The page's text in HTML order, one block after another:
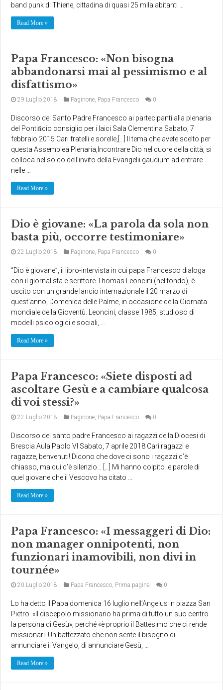
band punk di Thiene, cittadina di quasi 25 mila abitanti …
Read More »
Papa Francesco: «Non bisogna
abbandonarsi mai al pessimismo e al
disfattismo»
29 Luglio 2018 Paginone, Papa Francesco 0
Discorso del Santo Padre Francesco ai partecipanti alla plenaria
del Pontiﬁcio consiglio per i laici Sala Clementina Sabato, 7
febbraio 2015 Cari fratelli e sorelle,[…] Il tema che avete scelto per
questa Assemblea Plenaria,Incontrare Dio nel cuore della città, si
colloca nel solco dell’invito della Evangelii gaudium ad entrare
nelle …
Read More »
Dio è giovane: «La parola da sola non
basta più, occorre testimoniare»
22 Luglio 2018 Paginone, Papa Francesco 0
“Dio è giovane”, il libro-intervista in cui papa Francesco dialoga
con il giornalista e scrittore Thomas Leoncini (nel tondo), è
uscito con un grande lancio internazionale il 20 marzo di
quest’anno, Domenica delle Palme, in occasione della Giornata
mondiale della Gioventù. Leoncini, classe 1985, studioso di
modelli psicologici e sociali, …
Read More »
Papa Francesco: «Siete disposti ad
ascoltare Gesù e a cambiare qualcosa
di voi stessi?»
22 Luglio 2018 Paginone, Papa Francesco 0
Discorso del santo padre Francesco ai ragazzi della Diocesi di
Brescia Aula Paolo VI Sabato, 7 aprile 2018 Cari ragazzi e
ragazze, benvenuti! Dicono che dove ci sono i ragazzi c’è
chiasso, ma qui c’è silenzio… […] Mi hanno colpito le parole di
quel giovane che il Vescovo ha citato …
Read More »
Papa Francesco: «I messaggeri di Dio:
non manager onnipotenti, non
funzionari inamovibili, non divi in
tournée»
20 Luglio 2018 Papa Francesco, Prima pagina 0
Lo ha detto il Papa domenica 16 luglio nell’Angelus in piazza San
Pietro. «Il discepolo missionario ha prima di tutto un suo centro
la persona di Gesù», perché «è proprio il Battesimo che ci rende
missionari. Un battezzato che non sente il bisogno di
annunciare il Vangelo, di annunciare Gesù, …
Read More »